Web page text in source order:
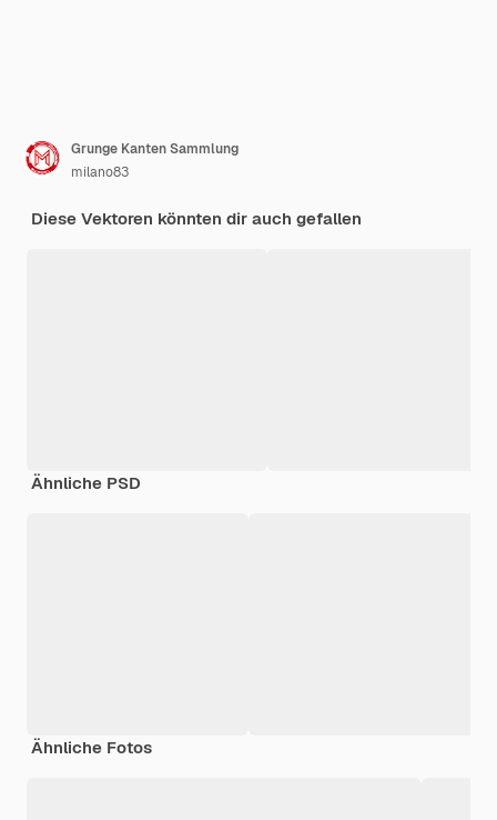
Grunge Kanten Sammlung
milano83
Diese Vektoren könnten dir auch gefallen
Ähnliche PSD
Ähnliche Fotos